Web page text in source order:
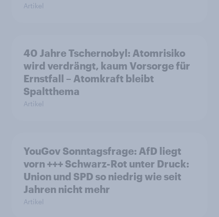
Artikel
40 Jahre Tschernobyl: Atomrisiko
wird verdrängt, kaum Vorsorge für
Ernstfall – Atomkraft bleibt
Spaltthema
Artikel
YouGov Sonntagsfrage: AfD liegt
vorn +++ Schwarz-Rot unter Druck:
Union und SPD so niedrig wie seit
Jahren nicht mehr
Artikel